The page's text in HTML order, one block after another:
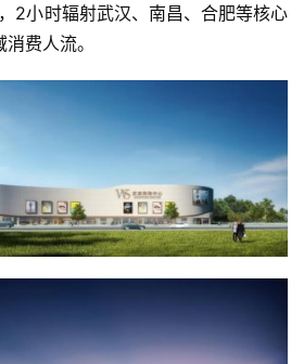
2小时辐射武汉、南昌、合肥等核心
费人流。